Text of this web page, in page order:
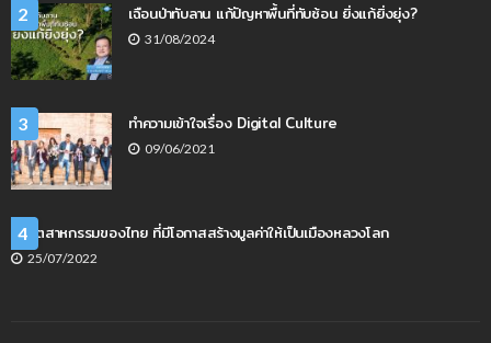
2 เฉือนป่าทับลาน แก้ปัญหาพื้นที่ทับซ้อน ยิ่งแก้ยิ่งยุ่ง?
31/08/2024
3 ทำความเข้าใจเรื่อง Digital Culture
09/06/2021
4
4 อุตสาหกรรมของไทย ที่มีโอกาสสร้างมูลค่าให้เป็นเมืองหลวงโลก
25/07/2022